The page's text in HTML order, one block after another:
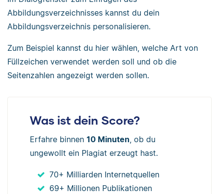
Abbildungsverzeichnisses kannst du dein
Abbildungsverzeichnis personalisieren.
Zum Beispiel kannst du hier wählen, welche Art von
Füllzeichen verwendet werden soll und ob die
Seitenzahlen angezeigt werden sollen.
Was ist dein Score?
Erfahre binnen 10 Minuten, ob du
ungewollt ein Plagiat erzeugt hast.
70+ Milliarden Internetquellen
69+ Millionen Publikationen